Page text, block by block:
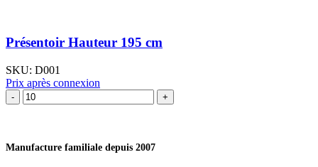
Présentoir Hauteur 195 cm
SKU: D001
Prix après connexion
quantité
de
195
Manufacture familiale depuis 2007